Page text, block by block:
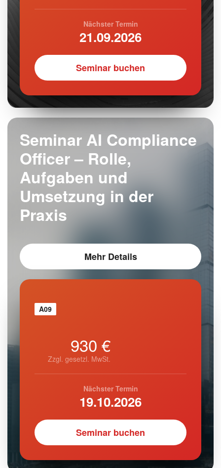
Nächster Termin
21.09.2026
Seminar buchen
Seminar AI Compliance
Officer – Rolle,
Aufgaben und
Umsetzung in der
Praxis
Mehr Details
A09
930 €
Zzgl. gesetzl. MwSt.
Nächster Termin
19.10.2026
Seminar buchen